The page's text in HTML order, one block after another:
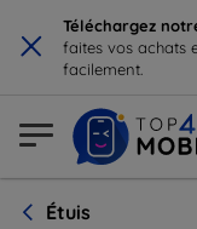
× Téléchargez
faites vos achats
facilement.
Étuis